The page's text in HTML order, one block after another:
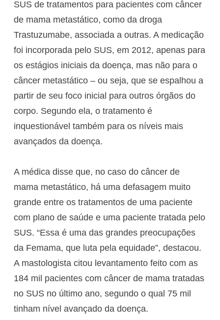
SUS de tratamentos para pacientes com câncer
de mama metastático, como da droga
Trastuzumabe, associada a outras. A medicação
foi incorporada pelo SUS, em 2012, apenas para
os estágios iniciais da doença, mas não para o
câncer metastático – ou seja, que se espalhou a
partir de seu foco inicial para outros órgãos do
corpo. Segundo ela, o tratamento é
inquestionável também para os níveis mais
avançados da doença.
A médica disse que, no caso do câncer de
mama metastático, há uma defasagem muito
grande entre os tratamentos de uma paciente
com plano de saúde e uma paciente tratada pelo
SUS. “Essa é uma das grandes preocupações
da Femama, que luta pela equidade”, destacou.
A mastologista citou levantamento feito com as
184 mil pacientes com câncer de mama tratadas
no SUS no último ano, segundo o qual 75 mil
tinham nível avançado da doença.